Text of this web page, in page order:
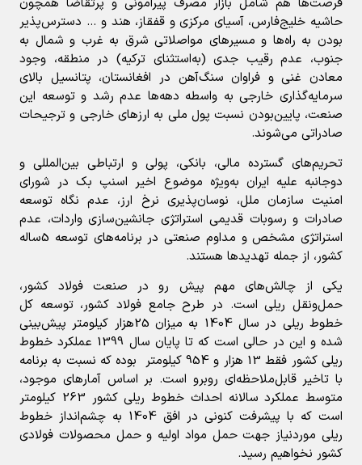
حاشیه خلیج‌فارس، آسیای مرکزی و قفقاز، هند و … دسترس‌پذیر
بودن به راه‌ها و مسیرهای مواصلاتی شرق به غرب و شمال به
جنوب، عدم رقیب جدی (به‌استثنای ترکیه) در منطقه، وجود
معادن غنی و فراوان سنگ‌آهن در افغانستان، پتانسیل بالای
سرمایه‌گذاری خارجی به واسطه دهه‌ها عدم رشد و توسعه این
صنعت، پایین‌بودن نسبت پول ملی به ارزهای خارجی و ترجیحات
صادراتی می‌شوند.
تحریم‌های گسترده مالی، بانکی، پولی و ارتباطی بین‌المللی و
دوجانبه علیه ایران به‌ویژه موضوع اخیر اسنپ بک در شورای
امنیت سازمان ملل، نوسان‌پذیری نرخ ارز، عدم نگاه توسعه
صادرات و رسوبات قدیمی استراتژی جانشین‌سازی واردات، عدم
استراتژی مشخص و مداوم صنعتی در برنامه‌های توسعه 5ساله
کشور، از جمله تهدیدها هستند.
یکی از چالش‌های مهم پیش رو در صنعت فولاد کشور،
حمل‌ونقل ریلی است. در طرح جامع فولاد کشور، توسعه کل
خطوط ریلی در سال 1404 به میزان 25هزار کیلومتر پیش‌بینی
شده و این در حالی است که تا پایان سال 1399 عملکرد خطوط
ریلی کشور فقط 13 هزار و 954 کیلومتر بوده که نسبت به برنامه
با تاخیر قابل‌ملاحظه‌ای روبرو است. بر اساس آمارهای موجود،
متوسط عملکرد سالانه احداث خطوط ریلی کشور 263 کیلومتر
است که با پیشرفت کنونی در افق 1404 به چشم‌انداز خطوط
ریلی موردنیاز جهت حمل مواد اولیه و حمل محصولات فولادی
کشور نخواهیم رسید.